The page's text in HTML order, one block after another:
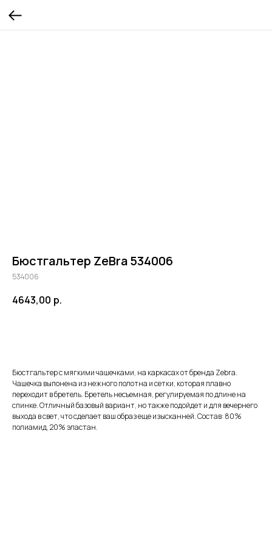
Бюстгальтер ZeBra 534006
534006
4643,00 р.
Бюстгальтер с мягкими чашечками, на каркасах от бренда Zebra.
Чашечка выпонена из нежного полотна и сетки, которая плавно
переходит в бретель. Бретель несъемная, регулируемая по длине на
спинке. Отличный базовый вариант, но также подойдет и для вечернего
выхода в свет, что сделает ваш образ еще изысканней. Состав: 80%
полиамид, 20% эластан.